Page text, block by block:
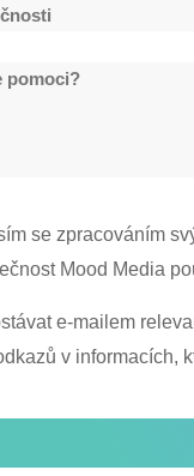
se zpracováním
Mood Media
e-mailem
v informacích,